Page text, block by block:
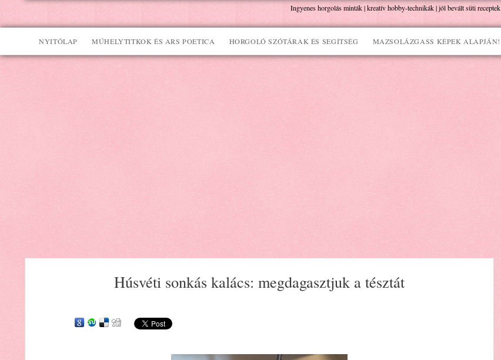
Ingyenes horgolás minták | kreatív hobby-technikák | jól bevált süti receptek
NYITÓLAP MŰHELYTITKOK ÉS ARS POETICA HORGOLÓ SZÓTÁRAK ÉS SEGÍTSÉG MAZSOLÁZGASS KÉPEK ALAPJÁN!
Húsvéti sonkás kalács: megdagasztjuk a tésztát